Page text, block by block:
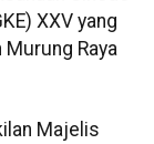
XXV yang
Raya
Majelis